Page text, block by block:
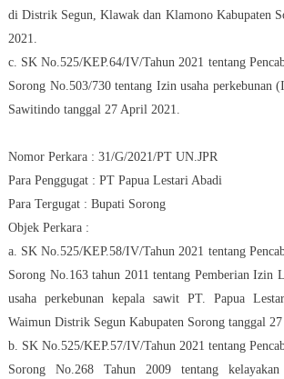
di Distrik Segun, Klawak dan Klamono Kabupaten
2021.
c. SK No.525/KEP.64/IV/Tahun 2021 tentang
Sorong No.503/730 tentang Izin usaha perkebunan
Sawitindo tanggal 27 April 2021.
Nomor Perkara : 31/G/2021/PT UN.JPR
Para Penggugat : PT Papua Lestari Abadi
Para Tergugat : Bupati Sorong
Objek Perkara :
a. SK No.525/KEP.58/IV/Tahun 2021 tentang
Sorong No.163 tahun 2011 tentang Pemberian Izin
usaha perkebunan kepala sawit PT. Papua
Waimun Distrik Segun Kabupaten Sorong tanggal
b. SK No.525/KEP.57/IV/Tahun 2021 tentang
Sorong No.268 Tahun 2009 tentang